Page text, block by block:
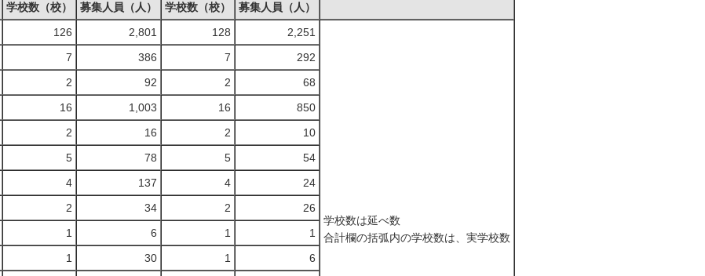
学校数（校）
募集人員（人） 学校数（校）
募集人員（人）
126 2,801 128 2,251
学校数は延べ数
合計欄の括弧内の学校数は、実学校数
7 386 7
292
2 92 2
68
16 1,003 16
850
2 16 2
10
5 78 5
54
4 137 4
24
2 34 2
26
1 6 1
1
1 30 1
6